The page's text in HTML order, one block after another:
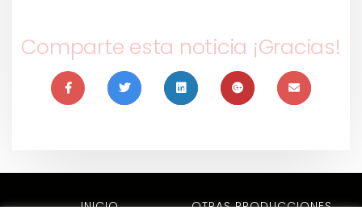
Comparte esta noticia ¡Gracias!
INICIO OTRAS PRODUCCIONES